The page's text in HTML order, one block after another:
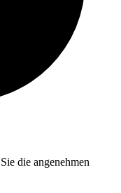
die angenehmen